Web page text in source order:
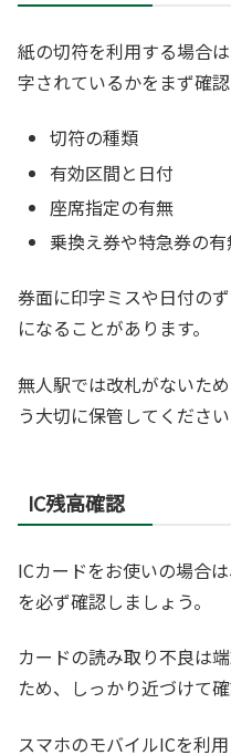
紙の切符を利用する場合
字されているかをまず確認
切符の種類
有効区間と日付
座席指定の有無
乗換え券や特急券の
券面に印字ミスや日付の
になることがあります。
無人駅では改札がないた
う大切に保管してください
IC残高確認
ICカードをお使いの場合
を必ず確認しましょう。
カードの読み取り不良は
ため、しっかり近づけて
スマホのモバイルICを利